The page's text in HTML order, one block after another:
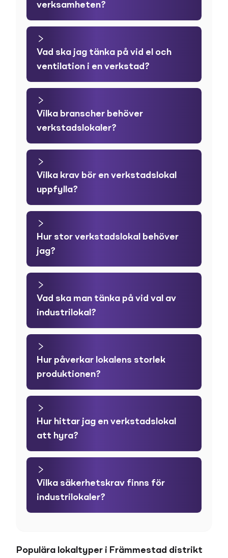
verksamheten?
Vad ska jag tänka på vid el och
ventilation i en verkstad?
Vilka branscher behöver
verkstadslokaler?
Vilka krav bör en verkstadslokal
uppfylla?
Hur stor verkstadslokal behöver
jag?
Vad ska man tänka på vid val av
industrilokal?
Hur påverkar lokalens storlek
produktionen?
Hur hittar jag en verkstadslokal
att hyra?
Vilka säkerhetskrav finns för
industrilokaler?
Populära lokaltyper i Främmestad distrikt